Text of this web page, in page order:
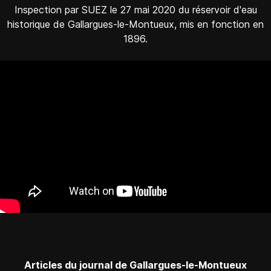
Inspection par SUEZ le 27 mai 2020 du réservoir d'eau
historique de Gallargues-le-Montueux, mis en fonction en
1896.
Articles du journal de Gallargues-le-Montueux